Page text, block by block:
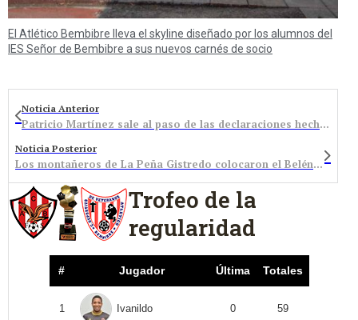
El Atlético Bembibre lleva el skyline diseñado por los alumnos del
IES Señor de Bembibre a sus nuevos carnés de socio
Noticia Anterior
Patricio Martínez sale al paso de las declaraciones hechas por PP y PSOE sobre la denegación de su empadronamiento
Noticia Posterior
Los montañeros de La Peña Gistredo colocaron el Belén más alto de El Bierzo
Trofeo de la
regularidad
# Jugador Última Totales
1 Ivanildo 0 59